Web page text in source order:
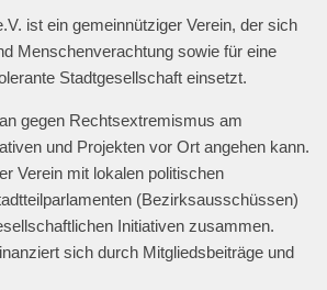
#neveragainisnow
13 Twitter
Mehr laden
ist ein gemeinnütziger Verein, der sich
Menschenverachtung sowie für eine
Stadtgesellschaft einsetzt.
gegen Rechtsextremismus am
und Projekten vor Ort angehen kann.
Verein mit lokalen politischen
(Bezirksausschüssen)
Initiativen zusammen.
sich durch Mitgliedsbeiträge und